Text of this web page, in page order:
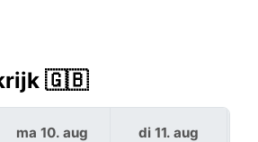
🇬🇧
ma 10. aug di 11. aug